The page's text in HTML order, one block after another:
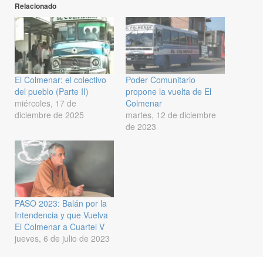
Relacionado
El Colmenar: el colectivo
del pueblo (Parte II)
miércoles, 17 de
diciembre de 2025
Poder Comunitario
propone la vuelta de El
Colmenar
martes, 12 de diciembre
de 2023
PASO 2023: Balán por la
Intendencia y que Vuelva
El Colmenar a Cuartel V
jueves, 6 de julio de 2023